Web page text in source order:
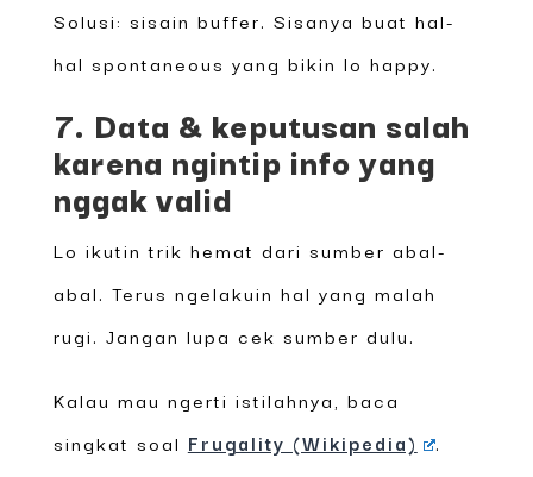
Solusi: sisain buffer. Sisanya buat hal-
hal spontaneous yang bikin lo happy.
7. Data & keputusan salah
karena ngintip info yang
nggak valid
Lo ikutin trik hemat dari sumber abal-
abal. Terus ngelakuin hal yang malah
rugi. Jangan lupa cek sumber dulu.
Kalau mau ngerti istilahnya, baca
singkat soal Frugality (Wikipedia) .